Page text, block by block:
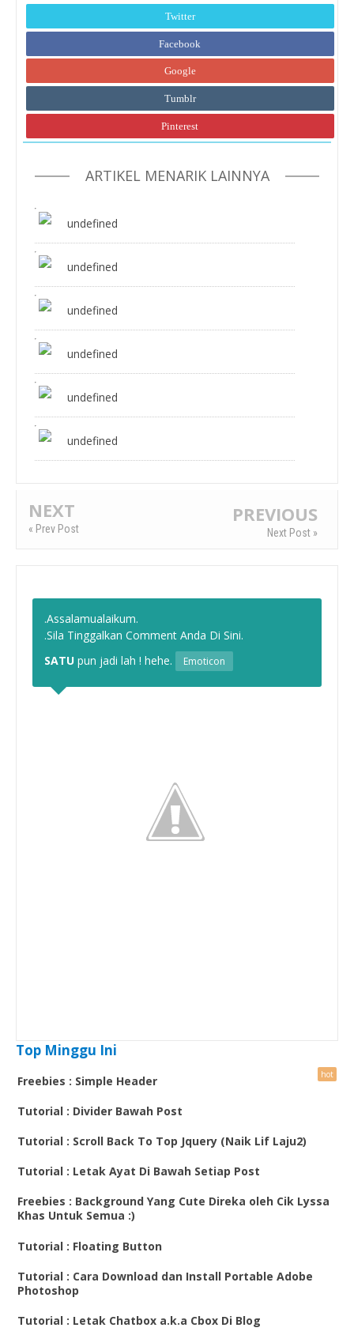
Twitter
Facebook
Google
Tumblr
Pinterest
ARTIKEL MENARIK LAINNYA
undefined
undefined
undefined
undefined
undefined
undefined
NEXT
« Prev Post
PREVIOUS
Next Post »
.Assalamualaikum.
.Sila Tinggalkan Comment Anda Di Sini.
SATU pun jadi lah ! hehe. Emoticon
Top Minggu Ini
Freebies : Simple Header
Tutorial : Divider Bawah Post
Tutorial : Scroll Back To Top Jquery (Naik Lif Laju2)
Tutorial : Letak Ayat Di Bawah Setiap Post
Freebies : Background Yang Cute Direka oleh Cik Lyssa
Khas Untuk Semua :)
Tutorial : Floating Button
Tutorial : Cara Download dan Install Portable Adobe
Photoshop
Tutorial : Letak Chatbox a.k.a Cbox Di Blog